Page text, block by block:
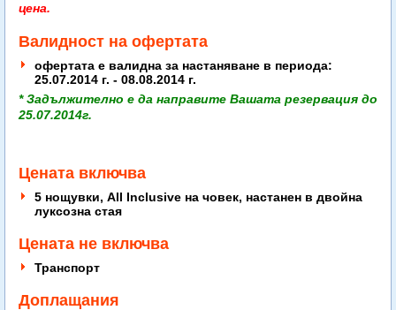
цена.
Валидност на офертата
офертата е валидна за настаняване в периода:
25.07.2014 г. - 08.08.2014 г.
* Задължително е да направите Вашата резервация до
25.07.2014г.
Цената включва
5 нощувки, All Inclusive на човек, настанен в двойна
луксозна стая
Цената не включва
Транспорт
Доплащания